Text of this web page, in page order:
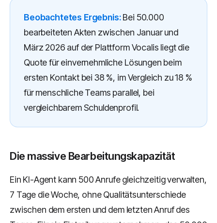
Beobachtetes Ergebnis:Bei 50.000
bearbeiteten Akten zwischen Januar und
März 2026 auf der Plattform Vocalis liegt die
Quote für einvernehmliche Lösungen beim
ersten Kontakt bei 38 %, im Vergleich zu 18 %
für menschliche Teams parallel, bei
vergleichbarem Schuldenprofil.
Die massive Bearbeitungskapazität
Ein KI-Agent kann 500 Anrufe gleichzeitig verwalten,
7 Tage die Woche, ohne Qualitätsunterschiede
zwischen dem ersten und dem letzten Anruf des